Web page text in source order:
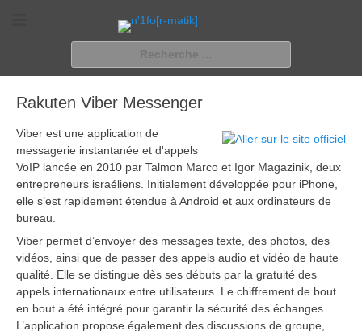
n'1fo[r-matik]
Pour les nymphos d'infos en info…
Rakuten Viber Messenger
Viber est une application de
messagerie instantanée et d'appels
VoIP lancée en 2010 par Talmon Marco et Igor Magazinik, deux
entrepreneurs israéliens. Initialement développée pour iPhone,
elle s’est rapidement étendue à Android et aux ordinateurs de
bureau.
Viber permet d’envoyer des messages texte, des photos, des
vidéos, ainsi que de passer des appels audio et vidéo de haute
qualité. Elle se distingue dès ses débuts par la gratuité des
appels internationaux entre utilisateurs. Le chiffrement de bout
en bout a été intégré pour garantir la sécurité des échanges.
L’application propose également des discussions de groupe,